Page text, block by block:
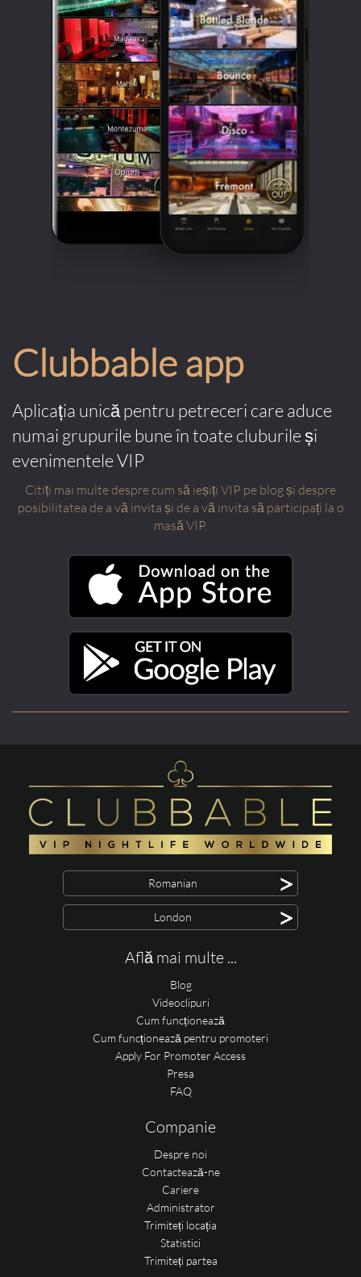
Clubbable app
Aplicația unică pentru petreceri care aduce
numai grupurile bune în toate cluburile și
evenimentele VIP
Citiți mai multe despre cum să ieșiți VIP pe blog și despre
posibilitatea de a vă invita și de a vă invita să participați la o
masă VIP.
Romanian >
London >
Află mai multe ...
Blog
Videoclipuri
Cum funcționează
Cum funcționează pentru promoteri
Apply For Promoter Access
Presa
FAQ
Companie
Despre noi
Contactează-ne
Cariere
Administrator
Trimiteți locația
Statistici
Trimiteți partea